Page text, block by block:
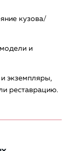
кузова/
и
экземпляры,
реставрацию.